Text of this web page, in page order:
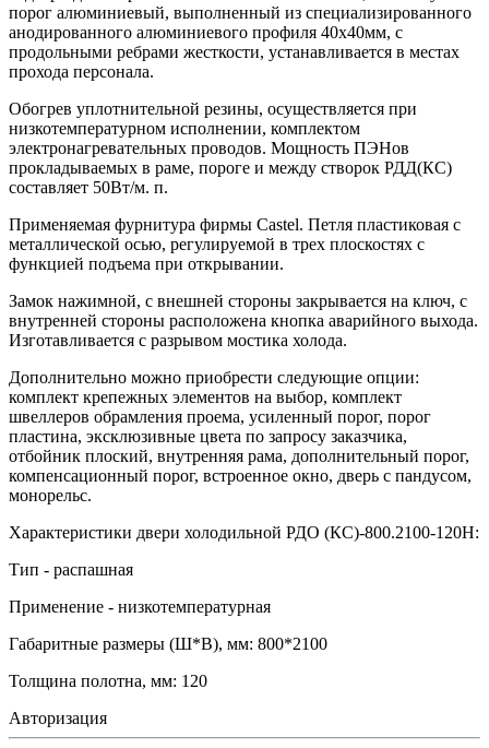
порог алюминиевый, выполненный из специализированного
анодированного алюминиевого профиля 40х40мм, с
продольными ребрами жесткости, устанавливается в местах
прохода персонала.
Обогрев уплотнительной резины, осуществляется при
низкотемпературном исполнении, комплектом
электронагревательных проводов. Мощность ПЭНов
прокладываемых в раме, пороге и между створок РДД(КС)
составляет 50Вт/м. п.
Применяемая фурнитура фирмы Castel. Петля пластиковая с
металлической осью, регулируемой в трех плоскостях с
функцией подъема при открывании.
Замок нажимной, с внешней стороны закрывается на ключ, с
внутренней стороны расположена кнопка аварийного выхода.
Изготавливается с разрывом мостика холода.
Дополнительно можно приобрести следующие опции:
комплект крепежных элементов на выбор, комплект
швеллеров обрамления проема, усиленный порог, порог
пластина, эксклюзивные цвета по запросу заказчика,
отбойник плоский, внутренняя рама, дополнительный порог,
компенсационный порог, встроенное окно, дверь с пандусом,
монорельс.
Характеристики двери холодильной РДО (КС)-800.2100-120Н:
Тип - распашная
Применение - низкотемпературная
Габаритные размеры (Ш*В), мм: 800*2100
Толщина полотна, мм: 120
Авторизация